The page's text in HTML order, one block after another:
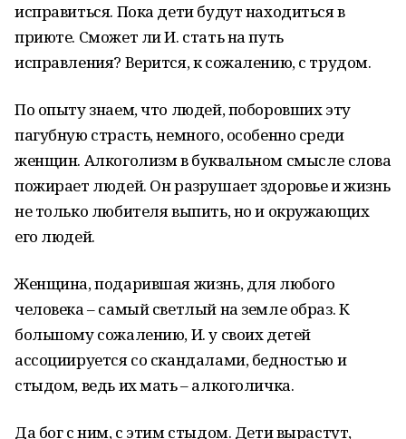
исправиться. Пока дети будут находиться в
приюте. Сможет ли И. стать на путь
исправления? Верится, к сожалению, с трудом.
По опыту знаем, что людей, поборовших эту
пагубную страсть, немного, особенно среди
женщин. Алкоголизм в буквальном смысле слова
пожирает людей. Он разрушает здоровье и жизнь
не только любителя выпить, но и окружающих
его людей.
Женщина, подарившая жизнь, для любого
человека – самый светлый на земле образ. К
большому сожалению, И. у своих детей
ассоциируется со скандалами, бедностью и
стыдом, ведь их мать – алкоголичка.
Да бог с ним, с этим стыдом. Дети вырастут,